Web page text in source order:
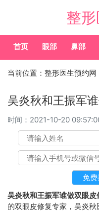
整
首页 眼部 鼻部
当前位置： 整形医生预约网
吴炎秋和王振军
时间： 2021-10-20
吴炎秋和王振军谁做双眼皮
的双眼皮修复专家，吴炎